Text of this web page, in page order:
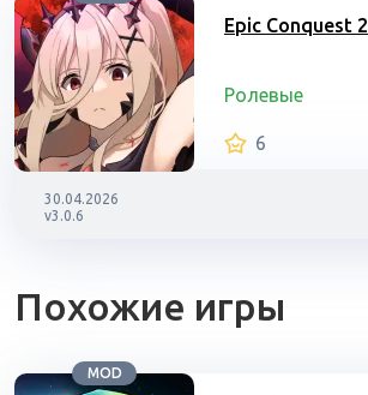
Epic Conquest 2
Ролевые
6
30.04.2026
v3.0.6
Похожие игры
MOD